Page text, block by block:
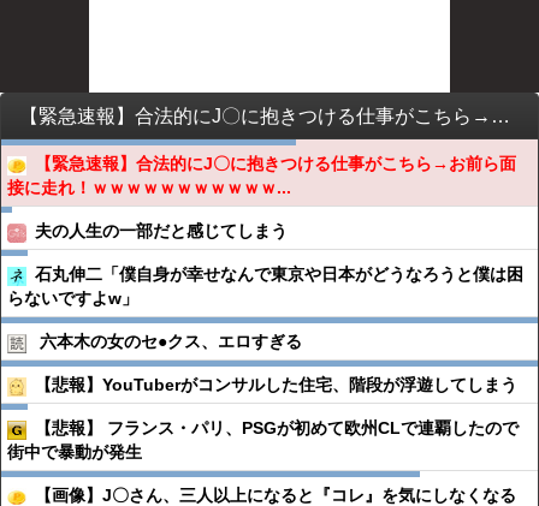
【緊急速報】合法的にJ〇に抱きつける仕事がこちら→お前ら面接に走れ！ｗｗｗｗｗｗｗｗｗｗｗｗｗ
【緊急速報】合法的にJ〇に抱きつける仕事がこちら→お前ら面
接に走れ！ｗｗｗｗｗｗｗｗｗｗｗ...
夫の人生の一部だと感じてしまう
石丸伸二「僕自身が幸せなんで東京や日本がどうなろうと僕は困
らないですよw」
六本木の女のセ●︎クス、エロすぎる
【悲報】YouTuberがコンサルした住宅、階段が浮遊してしまう
【悲報】 フランス・パリ、PSGが初めて欧州CLで連覇したので
街中で暴動が発生
【画像】J〇さん、三人以上になると『コレ』を気にしなくなる